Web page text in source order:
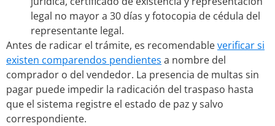
legal no mayor a 30 días y fotocopia de cédula del
representante legal.
Antes de radicar el trámite, es recomendableverificar si
existen comparendos pendientes a nombre del
comprador o del vendedor. La presencia de multas sin
pagar puede impedir la radicación del traspaso hasta
que el sistema registre el estado de paz y salvo
correspondiente.